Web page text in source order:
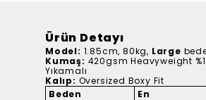
Ürün Detayı
Model: 1.85cm, 80kg, Large
Kumaş: 420gsm Heavyweight
Yıkamalı
Kalıp: Oversized Boxy Fit
Beden
En